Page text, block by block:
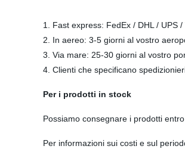
1. Fast express: FedEx / DHL / UPS
2. In aereo: 3-5 giorni al vostro
3. Via mare: 25-30 giorni al vostro
4. Clienti che specificano
Per i prodotti in stock
Possiamo consegnare i prodotti
Per informazioni sui costi e sul